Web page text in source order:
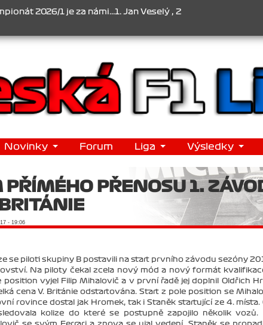
1 je za námi...1. Jan Veselý , 2. Jan Nováček , 3. Jakub
Novinky Forum Liga Výsledky
PŘENOSU 1.
BRITÁNIE
- 19:06
se piloti skupiny B postavili na start prvního závodu sezóny
Na piloty čekal zcela nový mód a nový formát
position vyjel Filip Mihalovič a v první řadě jej doplnil Oldřich
cena V. Británie odstartována. Start z pole position se
rovince dostal jak Hromek, tak i Staněk startující ze 4.
kolize do které se postupně zapojilo několik vozů.